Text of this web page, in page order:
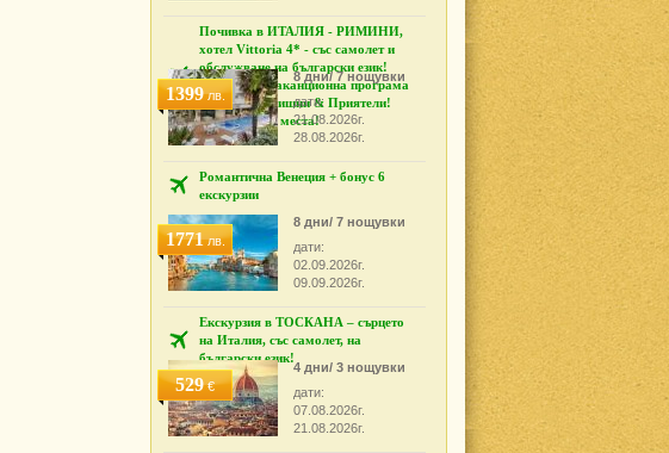
Почивка в ИТАЛИЯ - РИМИНИ,
хотел Vittoria 4* - със самолет и
обслужване на български език!
Специална ваканционна програма
за над 55 годишни & Приятели!
Гарантирани места!
1399лв.
8 дни/ 7 нощувки
дати:
21.08.2026г.
28.08.2026г.
Романтична Венеция + бонус 6
екскурзии
1771лв.
8 дни/ 7 нощувки
дати:
02.09.2026г.
09.09.2026г.
Екскурзия в ТОСКАНА – сърцето
на Италия, със самолет, на
български език!
529€
4 дни/ 3 нощувки
дати:
07.08.2026г.
21.08.2026г.